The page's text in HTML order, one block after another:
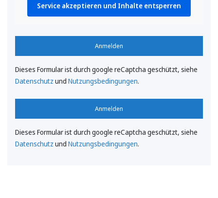
Service akzeptieren und Inhalte entsperren
Anmelden
Dieses Formular ist durch google reCaptcha geschützt, siehe
Datenschutz und Nutzungsbedingungen.
Anmelden
Dieses Formular ist durch google reCaptcha geschützt, siehe
Datenschutz und Nutzungsbedingungen.